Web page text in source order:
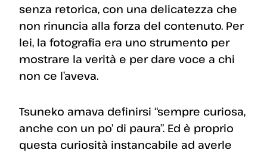
senza retorica, con una delicatezza che
non rinuncia alla forza del contenuto. Per
lei, la fotografia era uno strumento per
mostrare la verità e per dare voce a chi
non ce l’aveva.
Tsuneko amava definirsi “sempre curiosa,
anche con un po’ di paura”. Ed è proprio
questa curiosità instancabile ad averle